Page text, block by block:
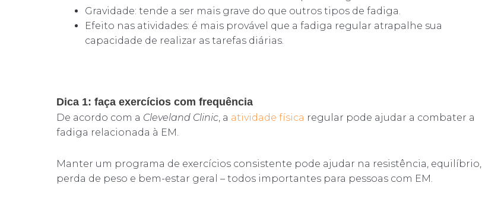
Gravidade: tende a ser mais grave do que outros tipos de fadiga.
Efeito nas atividades: é mais provável que a fadiga regular atrapalhe sua
capacidade de realizar as tarefas diárias.
Dica 1: faça exercícios com frequência
De acordo com a Cleveland Clinic, a atividade física regular pode ajudar a combater a
fadiga relacionada à EM.
Manter um programa de exercícios consistente pode ajudar na resistência, equilíbrio,
perda de peso e bem-estar geral – todos importantes para pessoas com EM.